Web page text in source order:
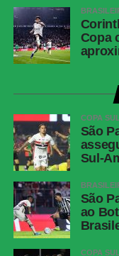
Técnico
COMENTE ABAIXO:
WhatsApp
Facebook
Twitter
Messenger
LinkedIn
Copa
COPA
São
Sul-
São
ao
COPA